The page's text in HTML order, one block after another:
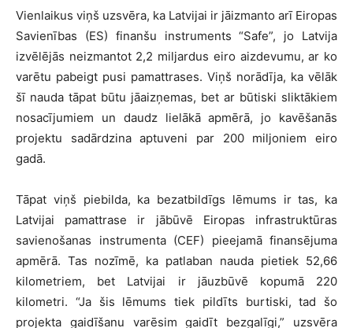
Vienlaikus viņš uzsvēra, ka Latvijai ir jāizmanto arī Eiropas
Savienības (ES) finanšu instruments “Safe”, jo Latvija
izvēlējās neizmantot 2,2 miljardus eiro aizdevumu, ar ko
varētu pabeigt pusi pamattrases. Viņš norādīja, ka vēlāk
šī nauda tāpat būtu jāaizņemas, bet ar būtiski sliktākiem
nosacījumiem un daudz lielākā apmērā, jo kavēšanās
projektu sadārdzina aptuveni par 200 miljoniem eiro
gadā.
Tāpat viņš piebilda, ka bezatbildīgs lēmums ir tas, ka
Latvijai pamattrase ir jābūvē Eiropas infrastruktūras
savienošanas instrumenta (CEF) pieejamā finansējuma
apmērā. Tas nozīmē, ka patlaban nauda pietiek 52,66
kilometriem, bet Latvijai ir jāuzbūvē kopumā 220
kilometri. “Ja šis lēmums tiek pildīts burtiski, tad šo
projekta gaidīšanu varēsim gaidīt bezgalīgi,” uzsvēra